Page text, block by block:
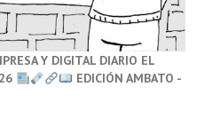
Y DIGITAL DIARIO EL
EDICIÓN AMBATO -